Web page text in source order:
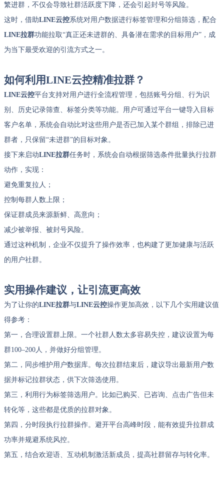
繁进群，不仅会导致社群活跃度下降，还会引起封号等风险。
这时，借助LINE云控系统对用户数据进行标签管理和分组筛选，配合
LINE拉群功能拉取“真正还未进群的、具备潜在需求的目标用户”，成
为当下最受欢迎的引流方式之一。
如何利用LINE云控精准拉群？
LINE云控平台支持对用户进行全流程管理，包括账号分组、行为识
别、历史记录筛查、标签分类等功能。用户可通过平台一键导入目标
客户名单，系统会自动比对这些用户是否已加入某个群组，排除已进
群者，只保留“未进群”的目标对象。
接下来启动LINE拉群任务时，系统会自动根据筛选条件批量执行拉群
动作，实现：
避免重复拉人；
控制每群人数上限；
保证群成员来源新鲜、高意向；
减少被举报、被封号风险。
通过这种机制，企业不仅提升了操作效率，也构建了更加健康与活跃
的用户社群。
实用操作建议，让引流更高效
为了让你的LINE拉群与LINE云控操作更加高效，以下几个实用建议值
得参考：
第一，合理设置群上限。一个社群人数太多容易失控，建议设置为每
群100–200人，并做好分组管理。
第二，同步维护用户数据库。每次拉群结束后，建议导出最新用户数
据并标记拉群状态，供下次筛选使用。
第三，利用行为标签筛选用户。比如已购买、已咨询、点击广告但未
转化等，这些都是优质的拉群对象。
第四，分时段执行拉群操作。避开平台高峰时段，能有效提升拉群成
功率并规避系统风控。
第五，结合欢迎语、互动机制激活新成员，提高社群留存与转化率。